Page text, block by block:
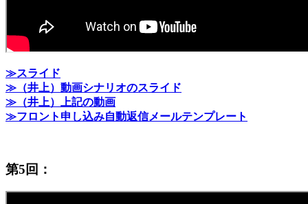
≫スライド
≫（井上）動画シナリオのスライド
≫（井上）上記の動画
≫フロント申し込み自動返信メールテンプレート
第5回：